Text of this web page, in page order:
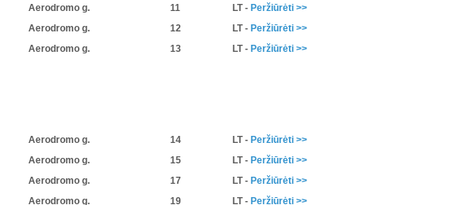
Aerodromo g. 11 LT- Peržiūrėti >>
Aerodromo g. 12 LT- Peržiūrėti >>
Aerodromo g. 13 LT- Peržiūrėti >>
Aerodromo g. 14 LT- Peržiūrėti >>
Aerodromo g. 15 LT- Peržiūrėti >>
Aerodromo g. 17 LT- Peržiūrėti >>
Aerodromo g. 19 LT- Peržiūrėti >>